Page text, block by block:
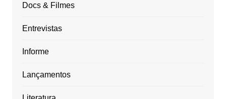
Docs & Filmes
Entrevistas
Informe
Lançamentos